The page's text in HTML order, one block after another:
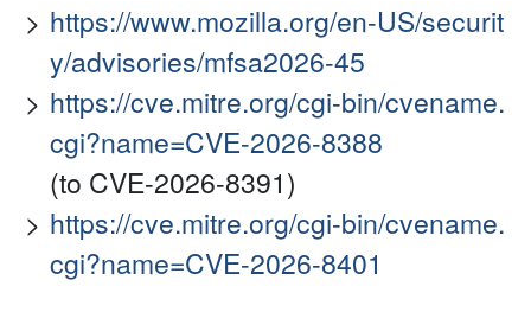
https://www.mozilla.org/en-US/securit
y/advisories/mfsa2026-45
https://cve.mitre.org/cgi-bin/cvename.
cgi?name=CVE-2026-8388
(to CVE-2026-8391)
https://cve.mitre.org/cgi-bin/cvename.
cgi?name=CVE-2026-8401